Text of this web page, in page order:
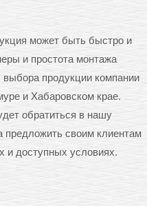
может быть быстро и
и простота монтажа
продукции компании
и Хабаровском крае.
обратиться в нашу
предложить своим клиентам
и доступных условиях.